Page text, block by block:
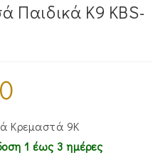
Παιδικά Κ9 KBS-
€105.00.
Κρεμαστά 9Κ
1 έως 3 ημέρες